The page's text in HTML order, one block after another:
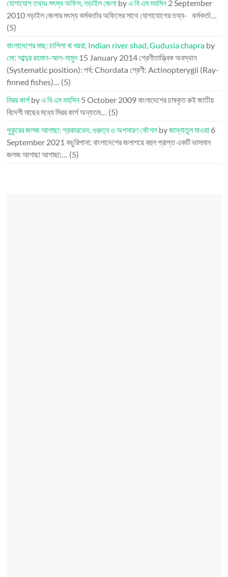
যোগাযোগ তথ্যঃ মৎস্য অফিস, নড়াইল জেলা byএ বি এম মহসিন2 September
2010নড়াইল জেলার মৎস্য কর্মকর্তার অফিসের সাথে যোগাযোগের তথ্য- কর্মকর্তা…
(5)
বাংলাদেশের মাছ: চাপিলা বা খয়রা, Indian river shad, Gudusia chapra by
মো: আব্দুর রহমান-আল-মামুন 15 January 2014শ্রেণীতাত্ত্বিক অবস্থান
(Systematic position): পর্ব: Chordata শ্রেণী: Actinopterygii (Ray-
finned fishes)… (5)
মিরর কার্পbyএ বি এম মহসিন5 October 2009বাংলাদেশের চাষকৃত রুই জাতীয়
বিদেশী মাছের মধ্যে মিরর কার্প অন্যতম… (5)
পুকুরের জলজ আগাছা: প্রকারভেদ, গুরুত্ব ও অপসারণ কৌশলbyজান্নাতুল মাওয়া 6
September 2021 কচুরিপানা: বাংলাদেশের জলাশয়ে বহুল প্রাপ্ত একটি ভাসমান
জলজ আগাছা আগাছা:… (5)